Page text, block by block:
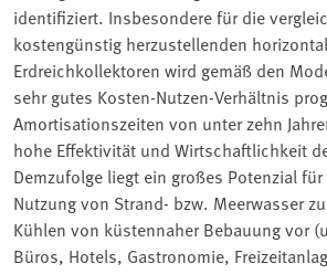
identifiziert. Insbesondere für die
kostengünstig herzustellenden
Erdreichkollektoren wird gemäß den
sehr gutes Kosten-Nutzen-Verhältnis
Amortisationszeiten von unter zehn
hohe Effektivität und Wirtschaftlichkeit
Demzufolge liegt ein großes Potenzial
Nutzung von Strand- bzw. Meerwasser
Kühlen von küstennaher Bebauung vor
Büros, Hotels, Gastronomie,